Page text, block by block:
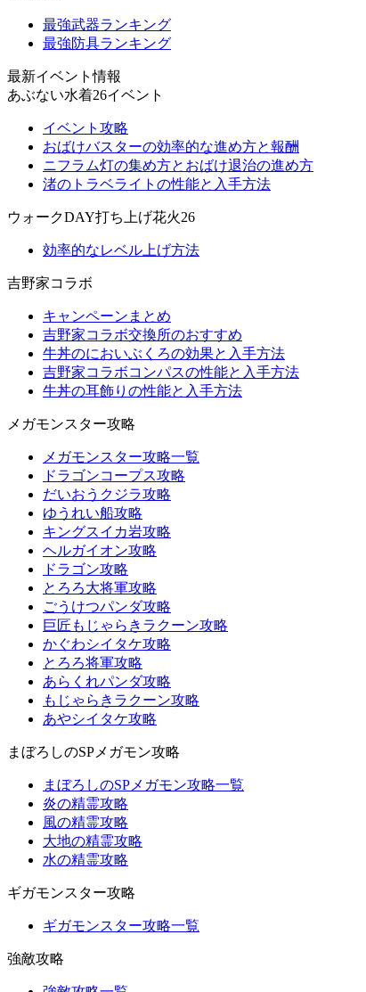
最強武器ランキング
最強防具ランキング
最新イベント情報
あぶない水着26イベント
イベント攻略
おばけバスターの効率的な進め方と報酬
ニフラム灯の集め方とおばけ退治の進め方
渚のトラベライトの性能と入手方法
ウォークDAY打ち上げ花火26
効率的なレベル上げ方法
吉野家コラボ
キャンペーンまとめ
吉野家コラボ交換所のおすすめ
牛丼のにおいぶくろの効果と入手方法
吉野家コラボコンパスの性能と入手方法
牛丼の耳飾りの性能と入手方法
メガモンスター攻略
メガモンスター攻略一覧
ドラゴンコープス攻略
だいおうクジラ攻略
ゆうれい船攻略
キングスイカ岩攻略
ヘルガイオン攻略
ドラゴン攻略
とろろ大将軍攻略
ごうけつパンダ攻略
巨匠もじゃらきラクーン攻略
かぐわシイタケ攻略
とろろ将軍攻略
あらくれパンダ攻略
もじゃらきラクーン攻略
あやシイタケ攻略
まぼろしのSPメガモン攻略
まぼろしのSPメガモン攻略一覧
炎の精霊攻略
風の精霊攻略
大地の精霊攻略
水の精霊攻略
ギガモンスター攻略
ギガモンスター攻略一覧
強敵攻略